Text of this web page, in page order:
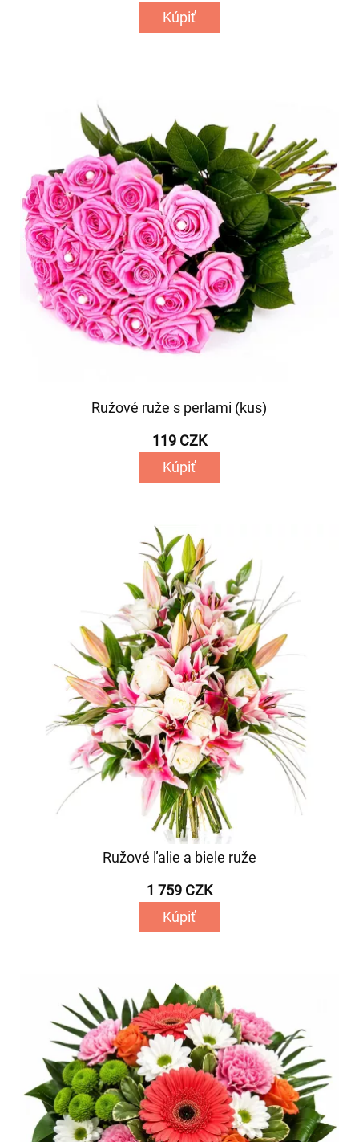
Kúpiť
Ružové ruže s perlami (kus)
119 CZK
Kúpiť
Ružové ľalie a biele ruže
1 759 CZK
Kúpiť